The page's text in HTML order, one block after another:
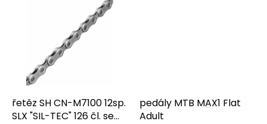
řetěz SH CN-M7100 12sp.
SLX "SIL-TEC" 126 čl. se
pedály MTB MAX1 Flat
Adult